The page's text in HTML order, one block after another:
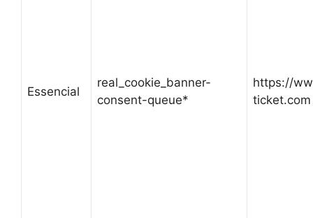
Essencial
real_cookie_banner-
consent-queue*
https://
ticket.com